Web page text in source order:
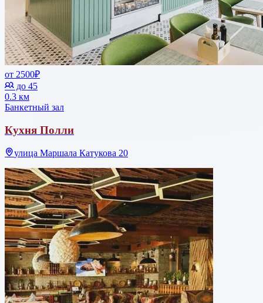
от 2500₽
до 45
0.3 км
Банкетный зал
Кухня Полли
улица Маршала Катукова 20